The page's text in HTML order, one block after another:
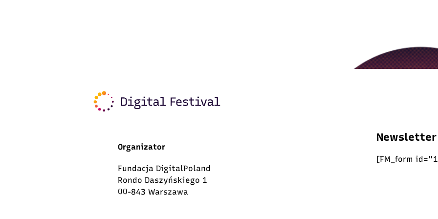
Organizator
Fundacja DigitalPoland
Rondo Daszyńskiego 1
00-843 Warszawa
Newsletter
[FM_form